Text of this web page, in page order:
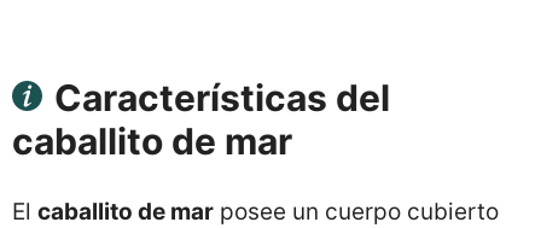
Características del
caballito de mar
El caballito de mar posee un cuerpo cubierto